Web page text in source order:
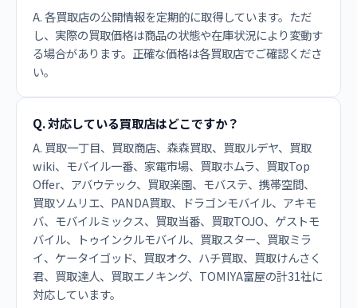
A. 各買取店の公開情報を定期的に取得しています。ただ
し、実際の買取価格は商品の状態や在庫状況により変動す
る場合があります。正確な価格は各買取店でご確認くださ
い。
Q. 対応している買取店はどこですか？
A. 買取一丁目、買取商店、森森買取、買取ルデヤ、買取
wiki、モバイル一番、家電市場、買取ホムラ、買取Top
Offer、アバウテック、買取楽園、モバステ、携帯空間、
買取ソムリエ、PANDA買取、ドラゴンモバイル、アキモ
バ、モバイルミックス、買取当番、買取TOJO、ゲストモ
バイル、トゥインクルモバイル、買取スター、買取ミラ
イ、ケータイゴッド、買取オク、ハチ買取、買取けんさく
君、買取達人、買取エノキング、TOMIYA富屋の計31社に
対応しています。